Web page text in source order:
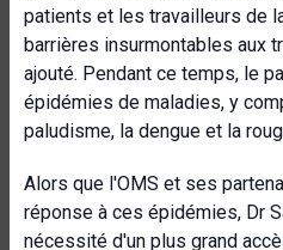
patients et les travailleurs de
barrières insurmontables aux
ajouté. Pendant ce temps, le
épidémies de maladies, y
paludisme, la dengue et la
Alors que l'OMS et ses
réponse à ces épidémies, Dr
nécessité d'un plus grand